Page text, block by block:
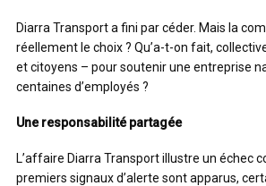
Diarra Transport a fini par céder. Mais la
réellement le choix ? Qu’a-t-on fait,
et citoyens – pour soutenir une entreprise
centaines d’employés ?
Une responsabilité partagée
L’affaire Diarra Transport illustre un échec
premiers signaux d’alerte sont apparus,